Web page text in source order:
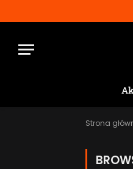
Strona